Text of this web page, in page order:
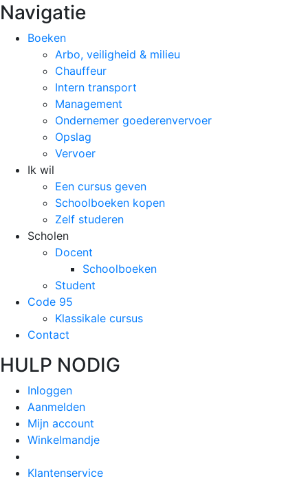
Navigatie
Boeken
Arbo, veiligheid & milieu
Chauffeur
Intern transport
Management
Ondernemer goederenvervoer
Opslag
Vervoer
Ik wil
Een cursus geven
Schoolboeken kopen
Zelf studeren
Scholen
Docent
Schoolboeken
Student
Code 95
Klassikale cursus
Contact
HULP NODIG
Inloggen
Aanmelden
Mijn account
Winkelmandje
Klantenservice